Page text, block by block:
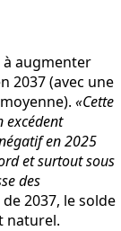
augmenter
2037 (avec une
«Cette
excédent
en 2025
et surtout sous
des
2037, le solde
naturel.